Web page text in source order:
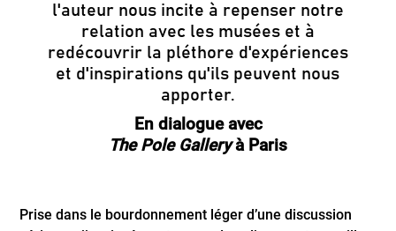
l'auteur nous incite à repenser notre
relation avec les musées et à
redécouvrir la pléthore d'expériences
et d'inspirations qu'ils peuvent nous
apporter.
En dialogue avec
The Pole Galleryà Paris
Prise dans le bourdonnement léger d’une discussion